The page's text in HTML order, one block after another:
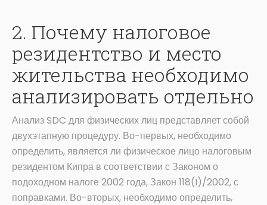
2. Почему налоговое
резидентство и место
жительства необходимо
анализировать отдельно
Анализ SDC для физических лиц представляет собой
двухэтапную процедуру. Во-первых, необходимо
определить, является ли физическое лицо налоговым
резидентом Кипра в соответствии с Законом о
подоходном налоге 2002 года, Закон 118(I)/2002, с
поправками. Во-вторых, необходимо определить,